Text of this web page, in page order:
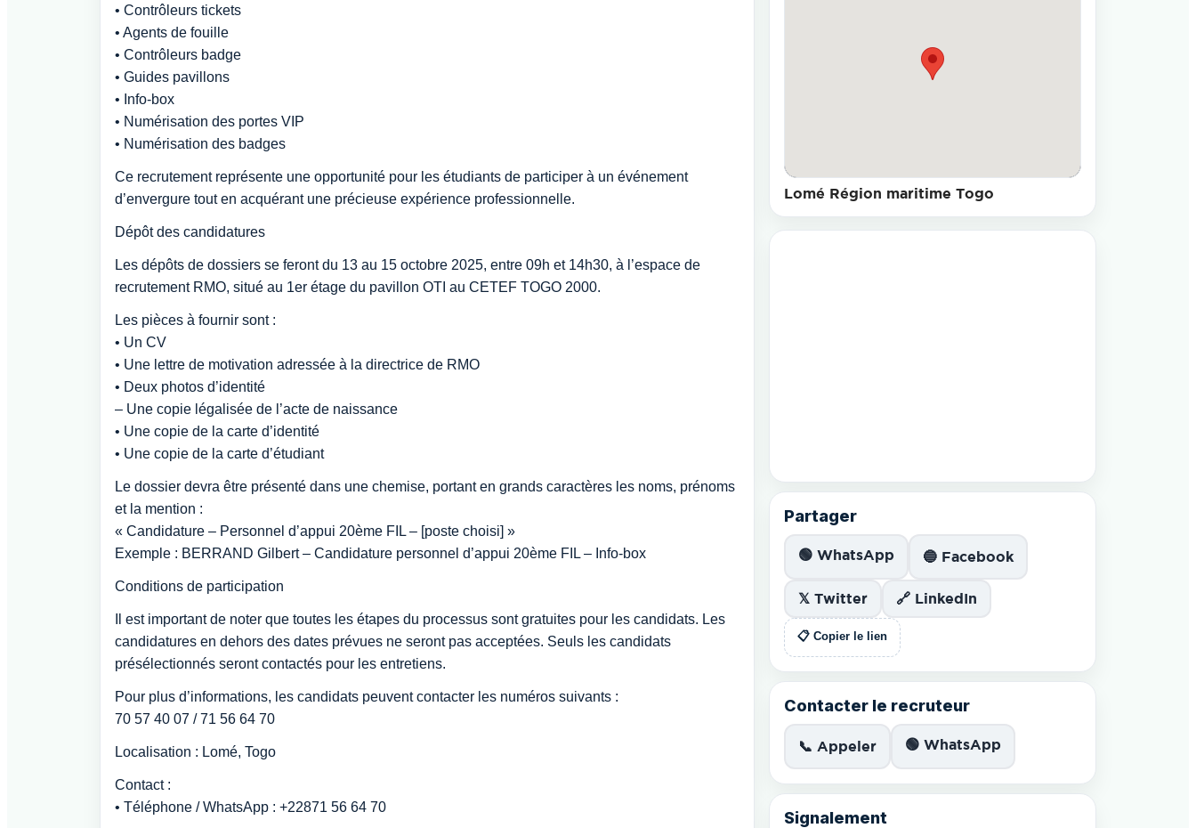
• Contrôleurs tickets
• Agents de fouille
• Contrôleurs badge
• Guides pavillons
• Info-box
• Numérisation des portes VIP
• Numérisation des badges
Ce recrutement représente une opportunité pour les étudiants de participer à un événement
d’envergure tout en acquérant une précieuse expérience professionnelle.
Dépôt des candidatures
Les dépôts de dossiers se feront du 13 au 15 octobre 2025, entre 09h et 14h30, à l’espace de
recrutement RMO, situé au 1er étage du pavillon OTI au CETEF TOGO 2000.
Les pièces à fournir sont :
• Un CV
• Une lettre de motivation adressée à la directrice de RMO
• Deux photos d’identité
– Une copie légalisée de l’acte de naissance
• Une copie de la carte d’identité
• Une copie de la carte d’étudiant
Le dossier devra être présenté dans une chemise, portant en grands caractères les noms, prénoms
et la mention :
« Candidature – Personnel d’appui 20ème FIL – [poste choisi] »
Exemple : BERRAND Gilbert – Candidature personnel d’appui 20ème FIL – Info-box
Conditions de participation
Il est important de noter que toutes les étapes du processus sont gratuites pour les candidats. Les
candidatures en dehors des dates prévues ne seront pas acceptées. Seuls les candidats
présélectionnés seront contactés pour les entretiens.
Pour plus d’informations, les candidats peuvent contacter les numéros suivants :
70 57 40 07 / 71 56 64 70
Localisation : Lomé, Togo
Contact :
• Téléphone / WhatsApp : +22871 56 64 70
Lomé Région maritime Togo
Partager
🟢 WhatsApp 🔵 Facebook
𝕏 Twitter 🔗 LinkedIn
📋 Copier le lien
Contacter le recruteur
📞 Appeler 🟢 WhatsApp
Signalement